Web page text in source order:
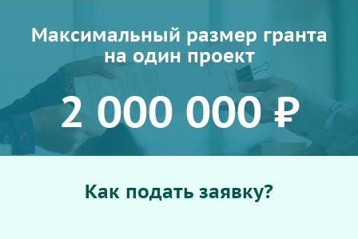
Максимальный размер гранта
на один проект
2 000 000 ₽
Как подать заявку?